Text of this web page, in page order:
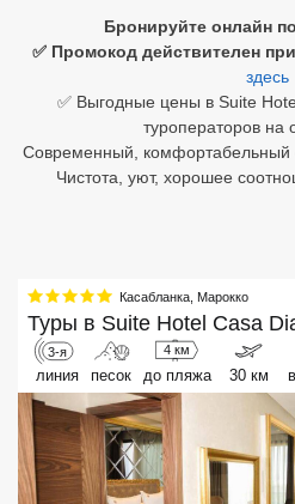
Бронируйте онлайн
✅ Промокод действителен
здесь
✅ Выгодные цены в Suite
туроператоров на
Современный, комфортабельный
Чистота, уют, хорошее
Касабланка, Марокко
Туры в Suite Hotel Casa
3-я
линия песок
4 км
до пляжа 30 км
Египет
Куба
Бали
Северный Гоа
Южный Гоа
Занзибар
Абхазия